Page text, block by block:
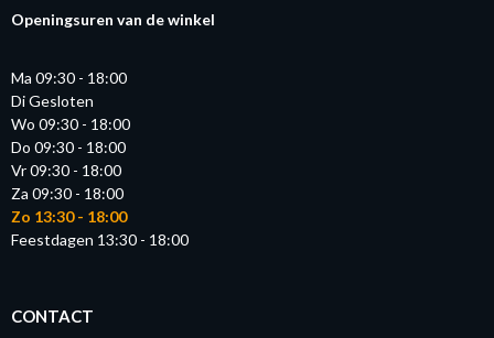
Openingsuren van de winkel
Ma 09:30 - 18:00
Di Gesloten
Wo 09:30 - 18:00
Do 09:30 - 18:00
Vr 09:30 - 18:00
Za 09:30 - 18:00
Zo 13:30 - 18:00
Feestdagen 13:30 - 18:00
CONTACT